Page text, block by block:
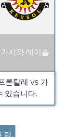
가시와 레이솔
론탈레 vs 가
있습니다.
팁.